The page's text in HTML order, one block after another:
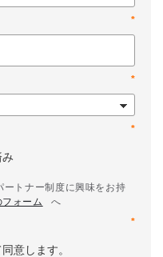
*
*
*
トナー制度に興味をお持
ォーム
へ
*
意します。